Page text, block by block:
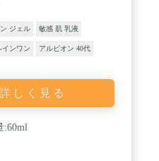
ジェル 敏感 肌 乳液
インワン アルビオン 40代
しく見る
:60ml